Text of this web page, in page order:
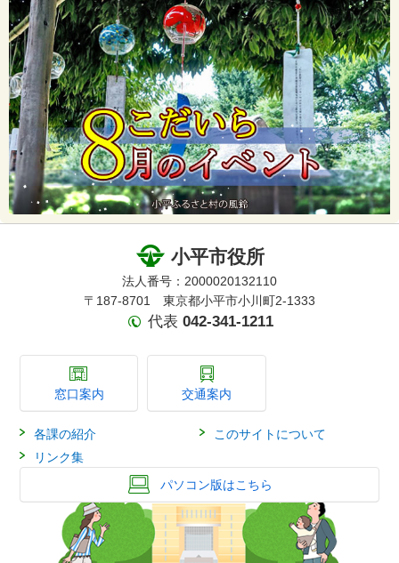
小平市役所
法人番号：2000020132110
〒187-8701 東京都小平市小川町2-1333
代表 042-341-1211
窓口案内 交通案内
各課の紹介
このサイトについて
リンク集
パソコン版はこちら